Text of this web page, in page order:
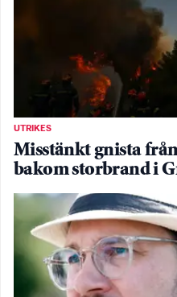
UTRIKES
Misstänkt gnista
bakom storbrand i